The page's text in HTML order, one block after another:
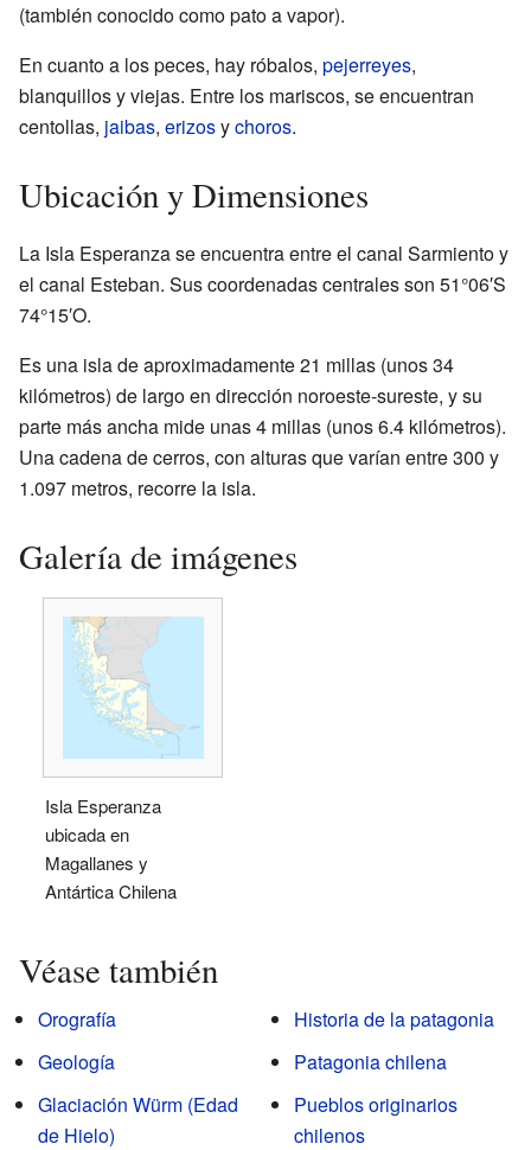
(también conocido como pato a vapor).
En cuanto a los peces, hay róbalos, pejerreyes,
blanquillos y viejas. Entre los mariscos, se encuentran
centollas, jaibas, erizosychoros.
Ubicación y Dimensiones
La Isla Esperanza se encuentra entre el canal Sarmiento y
el canal Esteban. Sus coordenadas centrales son 51°06′S
74°15′O.
Es una isla de aproximadamente 21 millas (unos 34
kilómetros) de largo en dirección noroeste-sureste, y su
parte más ancha mide unas 4 millas (unos 6.4 kilómetros).
Una cadena de cerros, con alturas que varían entre 300 y
1.097 metros, recorre la isla.
Galería de imágenes
Isla Esperanza
ubicada en
Magallanes y
Antártica Chilena
Véase también
Orografía
Geología
Glaciación Würm (Edad
de Hielo)
Historia de la patagonia
Patagonia chilena
Pueblos originarios
chilenos